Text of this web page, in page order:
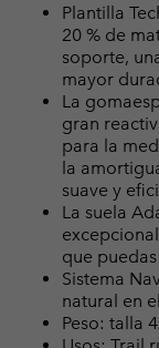
Plantilla
20 % de
soporte,
mayor
La
gran
para la
la
suave y
La suela
que
Sistema
natural en
Peso: talla